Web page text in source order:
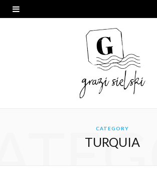
CATEGORY
TURQUIA